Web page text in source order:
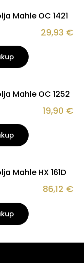
Mahle OC 1421
29,93 €
Mahle OC 1252
19,90 €
Mahle HX 161D
86,12 €